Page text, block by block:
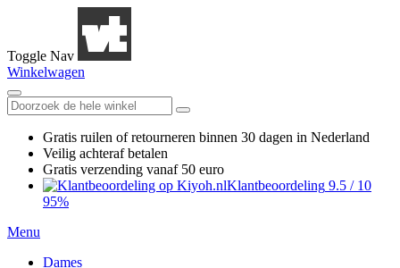
Toggle Nav
Winkelwagen
Gratis ruilen of retourneren binnen 30 dagen in Nederland
Veilig achteraf betalen
Gratis verzending vanaf 50 euro
Klantbeoordeling 9.5 / 10
95%
Menu
Dames